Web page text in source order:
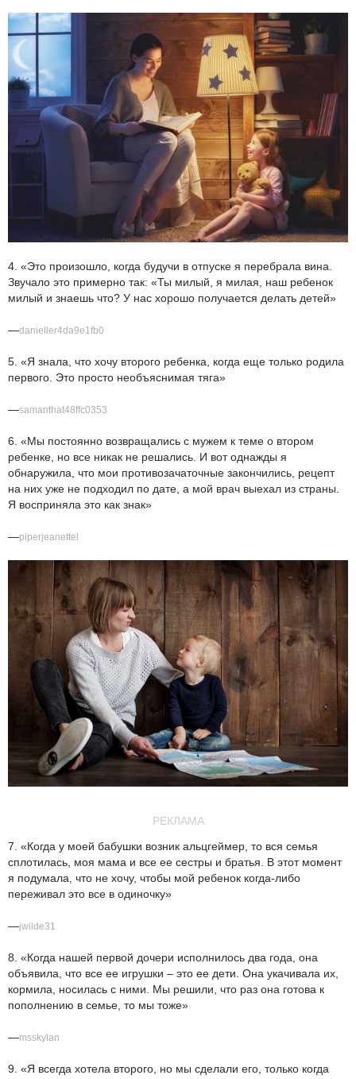
4. «Это произошло, когда будучи в отпуске я перебрала вина.
Звучало это примерно так: «Ты милый, я милая, наш ребенок
милый и знаешь что? У нас хорошо получается делать детей»
—danieller4da9e1fb0
5. «Я знала, что хочу второго ребенка, когда еще только родила
первого. Это просто необъяснимая тяга»
—samanthat48ffc0353
6. «Мы постоянно возвращались с мужем к теме о втором
ребенке, но все никак не решались. И вот однажды я
обнаружила, что мои противозачаточные закончились, рецепт
на них уже не подходил по дате, а мой врач выехал из страны.
Я восприняла это как знак»
—piperjeanettel
РЕКЛАМА
7. «Когда у моей бабушки возник альцгеймер, то вся семья
сплотилась, моя мама и все ее сестры и братья. В этот момент
я подумала, что не хочу, чтобы мой ребенок когда-либо
переживал это все в одиночку»
—jwilde31
8. «Когда нашей первой дочери исполнилось два года, она
объявила, что все ее игрушки – это ее дети. Она укачивала их,
кормила, носилась с ними. Мы решили, что раз она готова к
пополнению в семье, то мы тоже»
—msskylan
9. «Я всегда хотела второго, но мы сделали его, только когда